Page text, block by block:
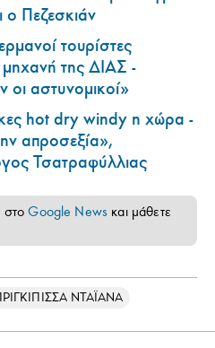
ο Πεζεσκιάν
τουρίστες
της ΔΙΑΣ -
οι αστυνομικοί»
hot dry windy η χώρα -
απροσεξία»,
Τσατραφύλλιας
στοGoogle News και μάθετε
ΝΤΑΪΑΝΑ